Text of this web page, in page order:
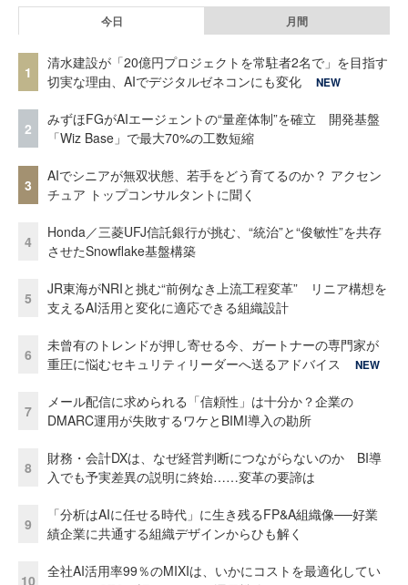
今日 月間
1
清水建設が「20億円プロジェクトを常駐者2名で」を目指す
切実な理由、AIでデジタルゼネコンにも変化
NEW
2
みずほFGがAIエージェントの“量産体制”を確立 開発基盤
「Wiz Base」で最大70%の工数短縮
3
AIでシニアが無双状態、若手をどう育てるのか？ アクセン
チュア トップコンサルタントに聞く
4
Honda／三菱UFJ信託銀行が挑む、“統治”と“俊敏性”を共存
させたSnowflake基盤構築
5
JR東海がNRIと挑む“前例なき上流工程変革” リニア構想を
支えるAI活用と変化に適応できる組織設計
6
未曾有のトレンドが押し寄せる今、ガートナーの専門家が
重圧に悩むセキュリティリーダーへ送るアドバイス
NEW
7
メール配信に求められる「信頼性」は十分か？企業の
DMARC運用が失敗するワケとBIMI導入の勘所
8
財務・会計DXは、なぜ経営判断につながらないのか BI導
入でも予実差異の説明に終始……変革の要諦は
9
「分析はAIに任せる時代」に生き残るFP&A組織像──好業
績企業に共通する組織デザインからひも解く
10
全社AI活用率99％のMIXIは、いかにコストを最適化してい